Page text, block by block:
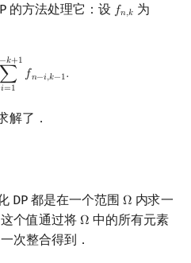
类欧几里德算法
的方法处理它：设 𝑓𝑛,𝑘
fn,k 为
−𝑘+1
∑
𝑖=1
𝑓𝑛−𝑖,𝑘−1.
n−k+
解了．
DP 都是在一个范围 Ω
Ω 内求一
个值通过将 Ω
Ω 中的所有元素
次整合得到．